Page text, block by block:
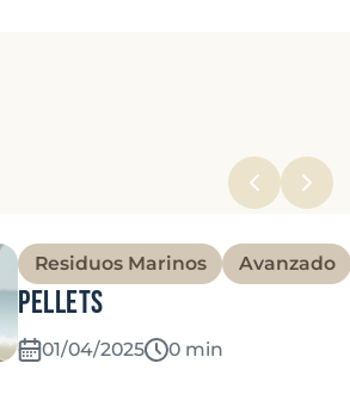
Residuos Marinos Avanzado
Pellets
01/04/2025 Temps de lecture:
0 min